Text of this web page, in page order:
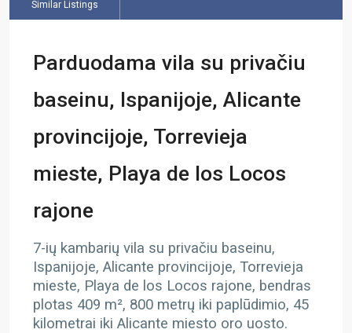
Similar Listings
Parduodama vila su privačiu
baseinu, Ispanijoje, Alicante
provincijoje, Torrevieja
mieste, Playa de los Locos
rajone
7-ių kambarių vila su privačiu baseinu,
Ispanijoje, Alicante provincijoje, Torrevieja
mieste, Playa de los Locos rajone, bendras
plotas 409 m², 800 metrų iki paplūdimio, 45
kilometrai iki Alicante miesto oro uosto.